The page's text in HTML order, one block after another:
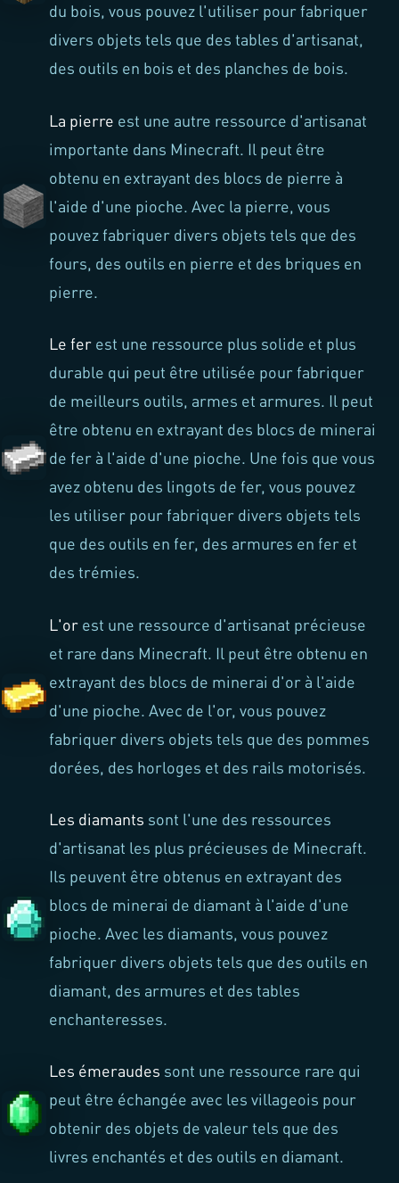
du bois, vous pouvez l'utiliser pour fabriquer
divers objets tels que des tables d'artisanat,
des outils en bois et des planches de bois.
La pierre est une autre ressource d'artisanat
importante dans Minecraft. Il peut être
obtenu en extrayant des blocs de pierre à
l'aide d'une pioche. Avec la pierre, vous
pouvez fabriquer divers objets tels que des
fours, des outils en pierre et des briques en
pierre.
Le fer est une ressource plus solide et plus
durable qui peut être utilisée pour fabriquer
de meilleurs outils, armes et armures. Il peut
être obtenu en extrayant des blocs de minerai
de fer à l'aide d'une pioche. Une fois que vous
avez obtenu des lingots de fer, vous pouvez
les utiliser pour fabriquer divers objets tels
que des outils en fer, des armures en fer et
des trémies.
L'or est une ressource d'artisanat précieuse
et rare dans Minecraft. Il peut être obtenu en
extrayant des blocs de minerai d'or à l'aide
d'une pioche. Avec de l'or, vous pouvez
fabriquer divers objets tels que des pommes
dorées, des horloges et des rails motorisés.
Les diamants sont l'une des ressources
d'artisanat les plus précieuses de Minecraft.
Ils peuvent être obtenus en extrayant des
blocs de minerai de diamant à l'aide d'une
pioche. Avec les diamants, vous pouvez
fabriquer divers objets tels que des outils en
diamant, des armures et des tables
enchanteresses.
Les émeraudes sont une ressource rare qui
peut être échangée avec les villageois pour
obtenir des objets de valeur tels que des
livres enchantés et des outils en diamant.